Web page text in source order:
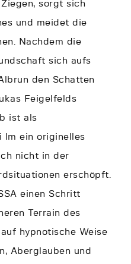
sorgt sich
und meidet die
Nachdem die
sich aufs
den Schatten
Feigelfelds
ist als
lm ein originelles
nicht in der
erschöpft.
einen Schritt
Terrain des
hypnotische Weise
Aberglauben und